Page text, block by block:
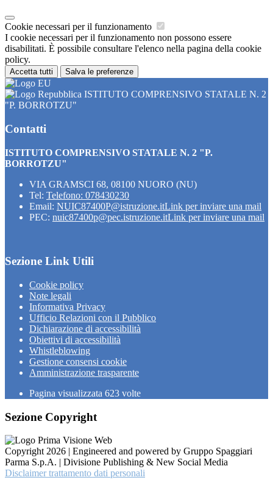
Cookie necessari per il funzionamento
I cookie necessari per il funzionamento non possono essere
disabilitati. È possibile consultare l'elenco nella pagina della cookie
policy.
Accetta tutti Salva le preferenze
ISTITUTO COMPRENSIVO STATALE N. 2
"P. BORROTZU"
Contatti
ISTITUTO COMPRENSIVO STATALE N. 2 "P.
BORROTZU"
VIA GRAMSCI 68, 08100 NUORO (NU)
Tel: Telefono: 078430230
Email: NUIC87400P@istruzione.itLink per inviare una mail
PEC: nuic87400p@pec.istruzione.itLink per inviare una mail
Sezione Link Utili
Cookie policy
Note legali
Informativa Privacy
Ufficio Relazioni con il Pubblico
Dichiarazione di accessibilità
Obiettivi di accessibilità
Whistleblowing
Gestione consensi cookie
Amministrazione trasparente
Pagina visualizzata 623 volte
Sezione Copyright
Copyright 2026 | Engineered and powered by Gruppo Spaggiari
Parma S.p.A. | Divisione Publishing & New Social Media
Disclaimer trattamento dati personali